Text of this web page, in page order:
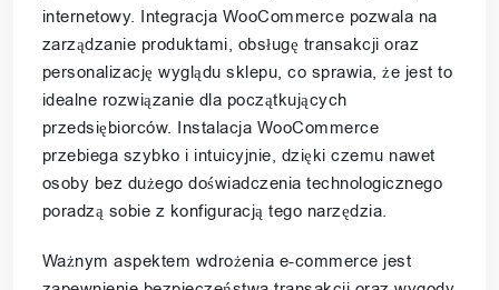
internetowy. Integracja WooCommerce pozwala na
zarządzanie produktami, obsługę transakcji oraz
personalizację wyglądu sklepu, co sprawia, że jest to
idealne rozwiązanie dla początkujących
przedsiębiorców. Instalacja WooCommerce
przebiega szybko i intuicyjnie, dzięki czemu nawet
osoby bez dużego doświadczenia technologicznego
poradzą sobie z konfiguracją tego narzędzia.
Ważnym aspektem wdrożenia e-commerce jest